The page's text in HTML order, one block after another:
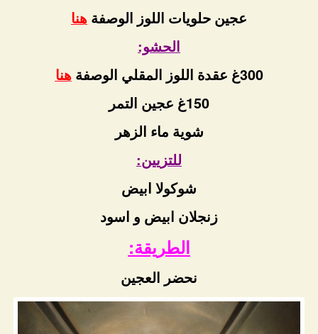
عجين حلويات اللوز الوصفة هنا
الحشو:
300غ عقدة اللوز المقلي الوصفة
هنا
150غ عجين التمر
شوية ماء الزهر
للتزيين:
شوكولا ابيض
زنجلان ابيض و اسود
الطريقة:
نحضر العجين